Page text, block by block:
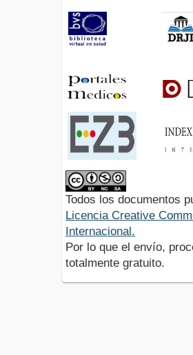
Todos los documentos
Licencia Creative
Internacional.
Por lo que el envío,
totalmente gratuito.